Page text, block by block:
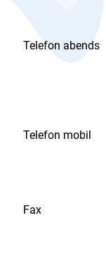
Telefon abends
Telefon mobil
Fax